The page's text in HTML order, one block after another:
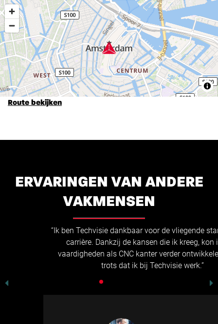
Route bekijken
ERVARINGEN VAN ANDERE
VAKMENSEN
“Ik ben Techvisie dankbaar voor de vliegende start van mijn
carrière. Dankzij de kansen die ik kreeg, kon ik mijn
vaardigheden als CNC kanter verder ontwikkelen. Ik ben
trots dat ik bij Techvisie werk.”